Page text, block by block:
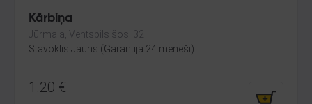
Kārbiņa
Jūrmala, Ventspils šos. 32
Stāvoklis Jauns (Garantija 24 mēneši)
1.20 €